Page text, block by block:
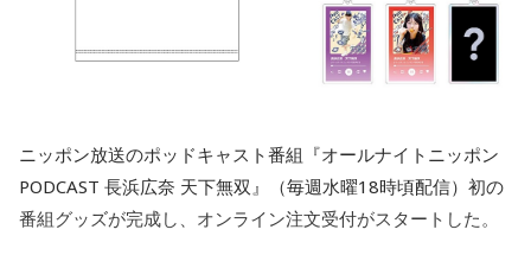
■監修者プロフィール：草彅健太（くさなぎ・けんた）
東京・池袋占い館セレーネ所属。メンタルケアカウンセラ
トやアプリの監修も手がける。また、イベントMCや声優とし
ての活動もしており、芸能関係者からの依頼も多い。
Webサイト：https://selene-uranai.com/
YouTube：https://youtu.be/UHrZuZcHTj4
「高市首相は、しても地獄、引いても地獄なのでは？ や
っても佐藤さんの懸念がある、やらなければ『言ったのに』
「2月の衆議院選挙の総選挙のとき、自民党は消費税の減
税、飲食料品について2年間0にする、と公約にしたから、と
いうことですよね」
■長浜広奈 コメント
私の希望をニッポン放送さんが全て叶えてくれました。
可愛い顔が大きくプリントされたTシャツに個性溢れるサムネ
イルのアクキーが完成してます♡
ニッポン放送のポッドキャスト番組『オールナイトニッポン
PODCAST 長浜広奈 天下無双』（毎週水曜18時頃配信）初の
番組グッズが完成し、オンライン注文受付がスタートした。